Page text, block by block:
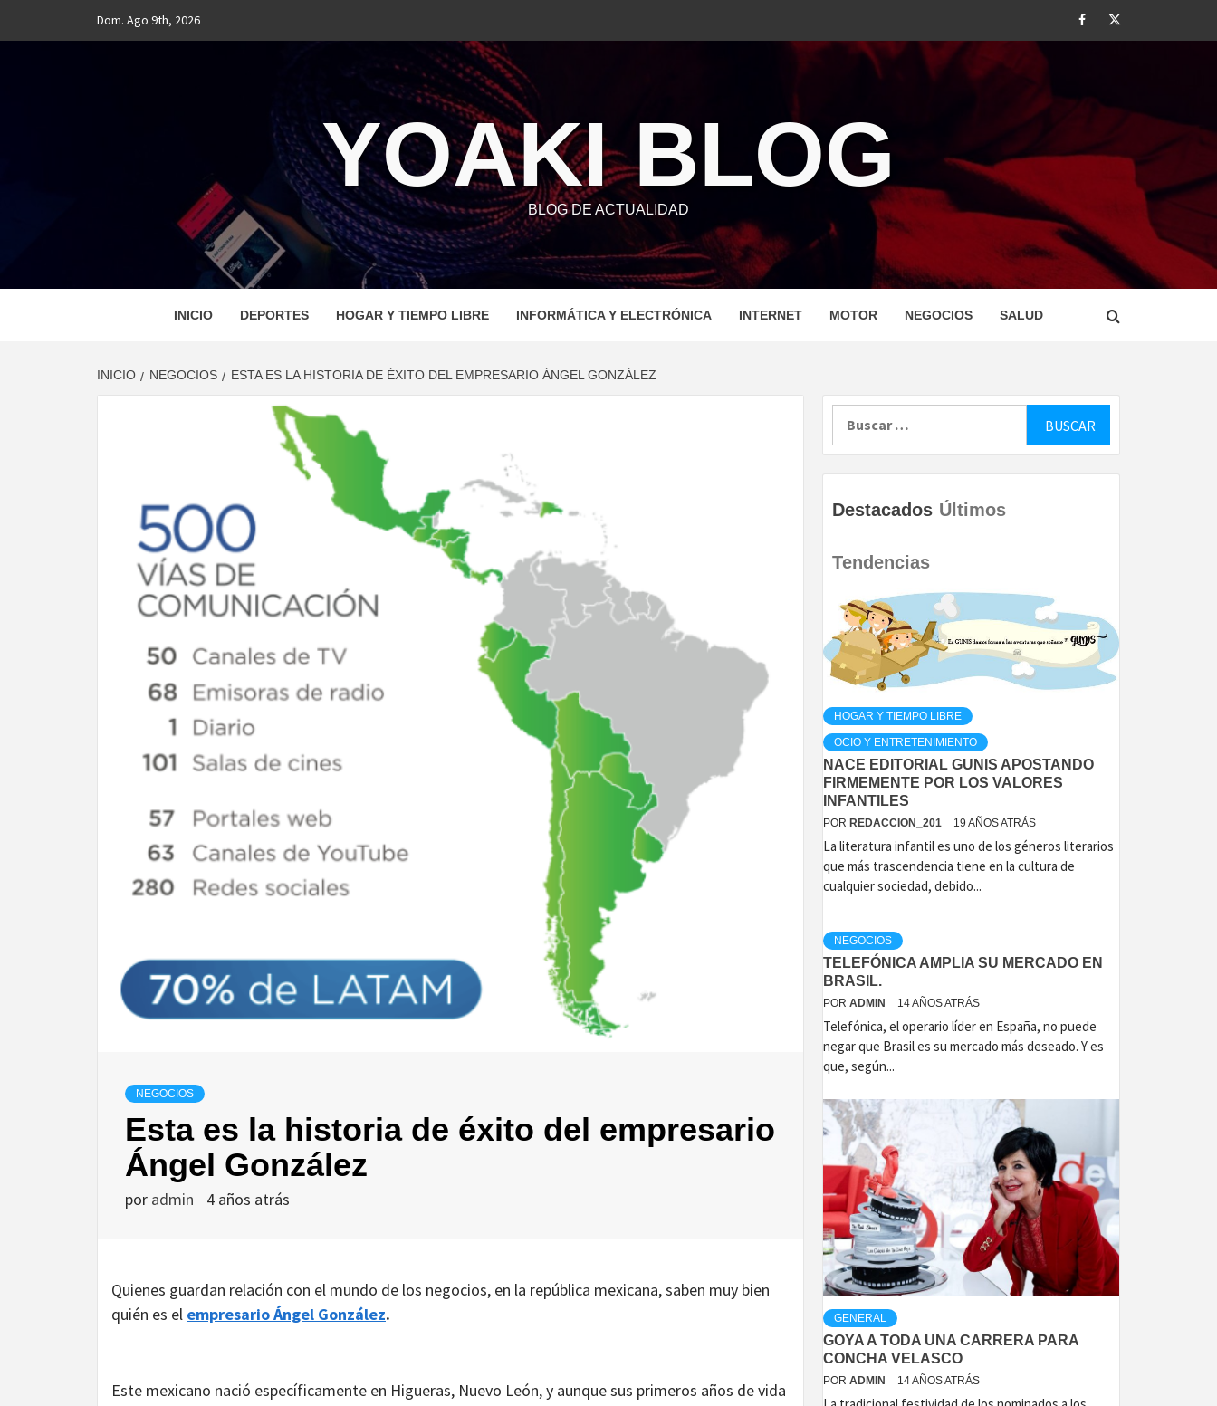
Dom. Ago 9th, 2026 # #
YOAKI BLOG
BLOG DE ACTUALIDAD
INICIO DEPORTES HOGAR Y TIEMPO LIBRE INFORMÁTICA Y ELECTRÓNICA INTERNET MOTOR NEGOCIOS SALUD
INICIO NEGOCIOS ESTA ES LA HISTORIA DE ÉXITO DEL EMPRESARIO ÁNGEL GONZÁLEZ
NEGOCIOS
Esta es la historia de éxito del empresario
Ángel González
por admin 4 años atrás
Quienes guardan relación con el mundo de los negocios, en la república mexicana, saben muy bien
quién es el empresario Ángel González.
Este mexicano nació específicamente en Higueras, Nuevo León, y aunque sus primeros años de vida
Destacados Últimos
Tendencias
HOGAR Y TIEMPO LIBRE
OCIO Y ENTRETENIMIENTO
NACE EDITORIAL GUNIS APOSTANDO
FIRMEMENTE POR LOS VALORES
INFANTILES
POR REDACCION_201 19 AÑOS ATRÁS
La literatura infantil es uno de los géneros literarios
que más trascendencia tiene en la cultura de
cualquier sociedad, debido...
NEGOCIOS
TELEFÓNICA AMPLIA SU MERCADO EN
BRASIL.
POR ADMIN 14 AÑOS ATRÁS
Telefónica, el operario líder en España, no puede
negar que Brasil es su mercado más deseado. Y es
que, según...
GENERAL
GOYA A TODA UNA CARRERA PARA
CONCHA VELASCO
POR ADMIN 14 AÑOS ATRÁS